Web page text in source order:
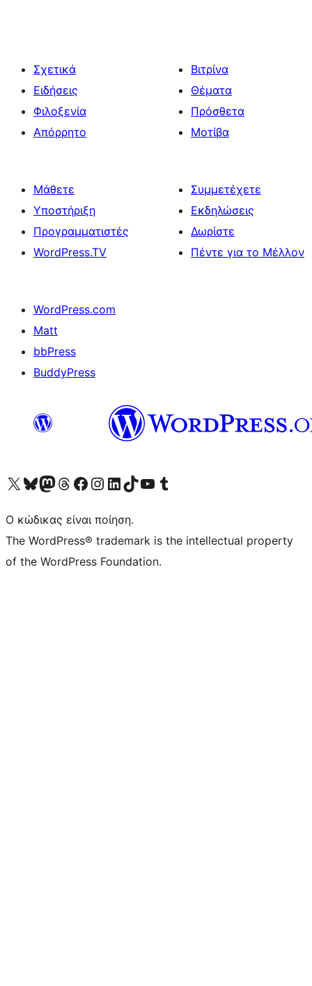
Σχετικά
Ειδήσεις
Φιλοξενία
Απόρρητο
Βιτρίνα
Θέματα
Πρόσθετα
Μοτίβα
Μάθετε
Υποστήριξη
Προγραμματιστές
WordPress.TV
Συμμετέχετε
Εκδηλώσεις
Δωρίστε
Πέντε για το Μέλλον
WordPress.com
Matt
bbPress
BuddyPress
Visit our X (formerly Twitter) account
Visit our Bluesky account
Επισκεφθείτε τον λογαριασμό μας στο Mastodon
Visit our Threads account
Επισκεφτείτε τη σελίδα μας στο Facebook
Επισκεφθείτε τον λογαριασμό μας Instagram
Επισκεφθείτε τον λογαριασμό μας LinkedIn
Visit our TikTok account
Visit our YouTube channel
Visit our Tumblr account
Ο κώδικας είναι ποίηση.
The WordPress® trademark is the intellectual property
of the WordPress Foundation.